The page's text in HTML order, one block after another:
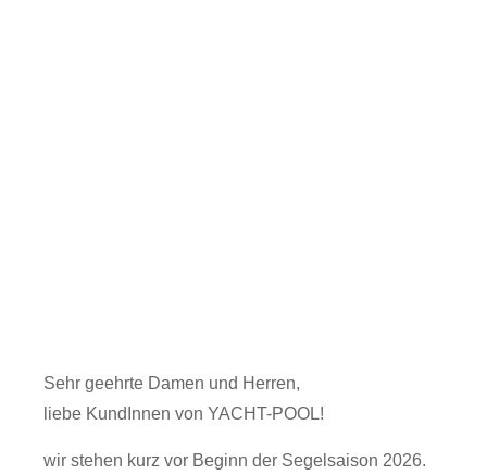
Sehr geehrte Damen und Herren,
liebe KundInnen von YACHT-POOL!
wir stehen kurz vor Beginn der Segelsaison 2026.